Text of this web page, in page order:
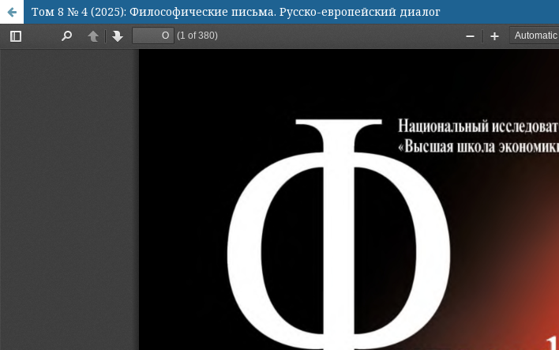
Том 8 № 4 (2025): Философические письма. Русско-европейский диалог